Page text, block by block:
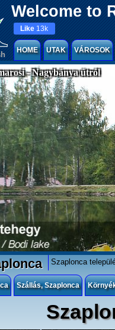
Welcome to
Like 13k
HOME UTAK VÁROSOK
- Nagybánya útról
Szaplonca
Szállás, Szaplonca